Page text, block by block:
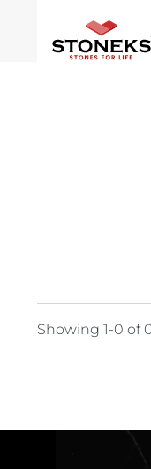
Showing 1-0 of